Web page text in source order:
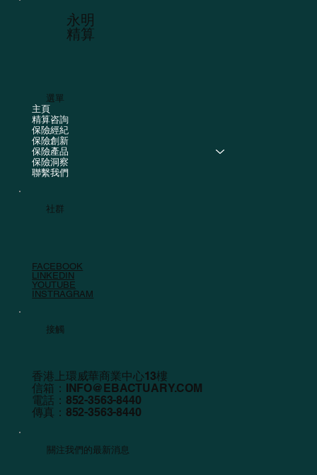
​永明
精算
選單
主頁
精算咨詢
保險經紀
保險創新
保險產品
保險洞察
聯繫我們
社群
FACEBOOK
LINKEDIN
YOUTUBE
INSTRAGRAM
接觸
香港上環威華商業中心13樓
信箱：
INFO@EBACTUARY.COM
電話：852-3563-8440
傳真：852-3563-8440
關注我們的最新消息